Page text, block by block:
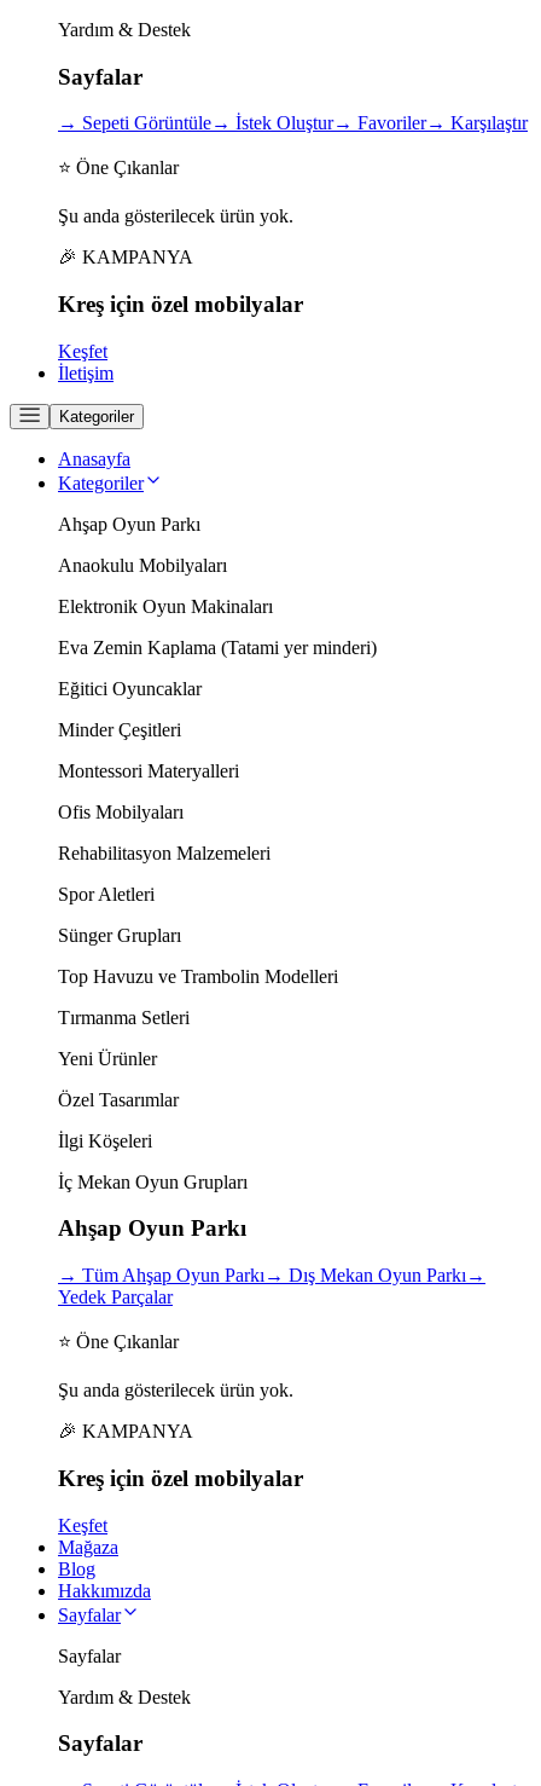
Yardım & Destek
Sayfalar
→ Sepeti Görüntüle→ İstek Oluştur→ Favoriler→ Karşılaştır
⭐ Öne Çıkanlar
Şu anda gösterilecek ürün yok.
🎉 KAMPANYA
Kreş için özel mobilyalar
Keşfet
İletişim
Kategoriler
Anasayfa
Kategoriler
Ahşap Oyun Parkı
Anaokulu Mobilyaları
Elektronik Oyun Makinaları
Eva Zemin Kaplama (Tatami yer minderi)
Eğitici Oyuncaklar
Minder Çeşitleri
Montessori Materyalleri
Ofis Mobilyaları
Rehabilitasyon Malzemeleri
Spor Aletleri
Sünger Grupları
Top Havuzu ve Trambolin Modelleri
Tırmanma Setleri
Yeni Ürünler
Özel Tasarımlar
İlgi Köşeleri
İç Mekan Oyun Grupları
Ahşap Oyun Parkı
→ Tüm Ahşap Oyun Parkı → Dış Mekan Oyun Parkı →
Yedek Parçalar
⭐ Öne Çıkanlar
Şu anda gösterilecek ürün yok.
🎉 KAMPANYA
Kreş için özel mobilyalar
Keşfet
Mağaza
Blog
Hakkımızda
Sayfalar
Sayfalar
Yardım & Destek
Sayfalar